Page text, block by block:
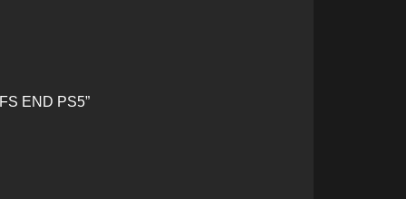
END PS5”